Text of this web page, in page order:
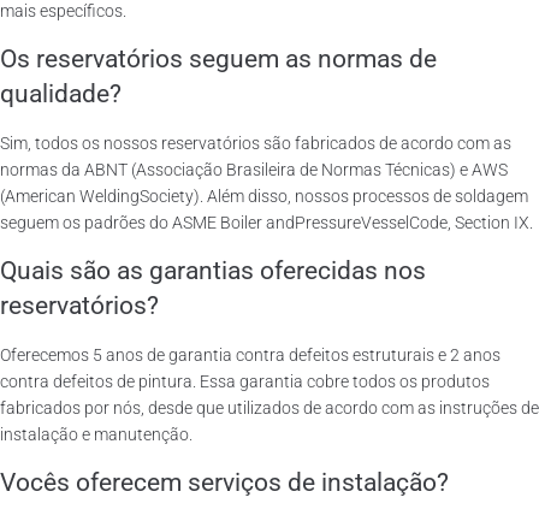
mais específicos.
Os reservatórios seguem as normas de
qualidade?
Sim, todos os nossos reservatórios são fabricados de acordo com as
normas da ABNT (Associação Brasileira de Normas Técnicas) e AWS
(American WeldingSociety). Além disso, nossos processos de soldagem
seguem os padrões do ASME Boiler andPressureVesselCode, Section IX.
Quais são as garantias oferecidas nos
reservatórios?
Oferecemos 5 anos de garantia contra defeitos estruturais e 2 anos
contra defeitos de pintura. Essa garantia cobre todos os produtos
fabricados por nós, desde que utilizados de acordo com as instruções de
instalação e manutenção.
Vocês oferecem serviços de instalação?